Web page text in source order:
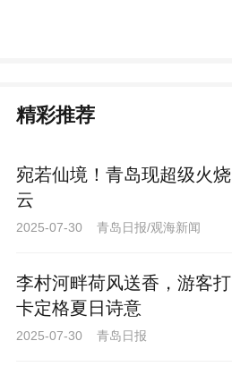
精彩推荐
宛若仙境！青岛现超级火烧
云
2025-07-30 青岛日报/观海新闻
李村河畔荷风送香，游客打
卡定格夏日诗意
2025-07-30 青岛日报